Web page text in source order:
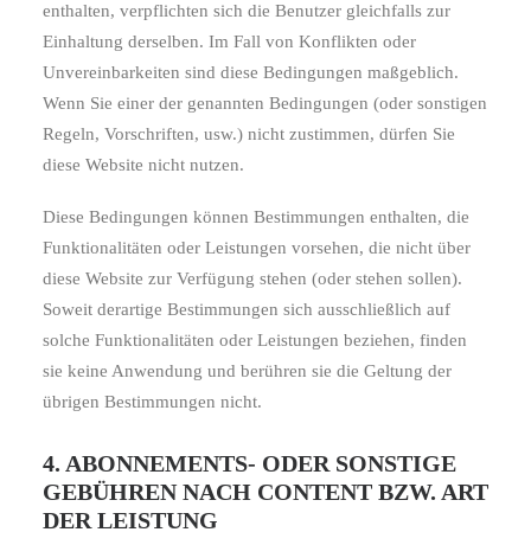
enthalten, verpflichten sich die Benutzer gleichfalls zur
Einhaltung derselben. Im Fall von Konflikten oder
Unvereinbarkeiten sind diese Bedingungen maßgeblich.
Wenn Sie einer der genannten Bedingungen (oder sonstigen
Regeln, Vorschriften, usw.) nicht zustimmen, dürfen Sie
diese Website nicht nutzen.
Diese Bedingungen können Bestimmungen enthalten, die
Funktionalitäten oder Leistungen vorsehen, die nicht über
diese Website zur Verfügung stehen (oder stehen sollen).
Soweit derartige Bestimmungen sich ausschließlich auf
solche Funktionalitäten oder Leistungen beziehen, finden
sie keine Anwendung und berühren sie die Geltung der
übrigen Bestimmungen nicht.
4. ABONNEMENTS- ODER SONSTIGE
GEBÜHREN NACH CONTENT BZW. ART
DER LEISTUNG